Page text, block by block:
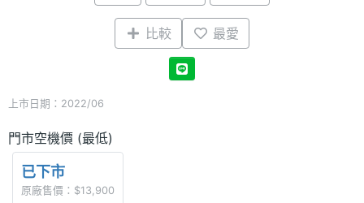
比較 最愛
上市日期：2022/06
門市空機價 (最低)
已下市
原廠售價：$13,900